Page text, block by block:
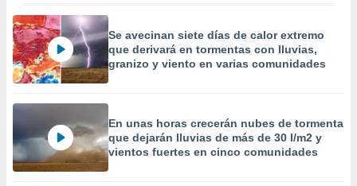
Se avecinan siete días de calor extremo
que derivará en tormentas con lluvias,
granizo y viento en varias comunidades
En unas horas crecerán nubes de tormenta
que dejarán lluvias de más de 30 l/m2 y
vientos fuertes en cinco comunidades